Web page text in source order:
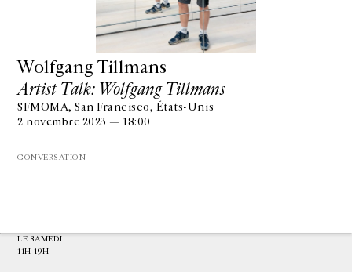
Wolfgang Tillmans
Artist Talk: Wolfgang Tillmans
SFMOMA, San Francisco, États-Unis
2 novembre 2023 — 18:00
CONVERSATION
T.+33 1 42 77 38 87
LE SAMEDI
11H-19H